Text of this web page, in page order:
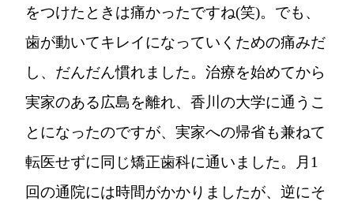
をつけたときは痛かったですね(笑)。でも、
歯が動いてキレイになっていくための痛みだ
し、だんだん慣れました。治療を始めてから
実家のある広島を離れ、香川の大学に通うこ
とになったのですが、実家への帰省も兼ねて
転医せずに同じ矯正歯科に通いました。月1
回の通院には時間がかかりましたが、逆にそ